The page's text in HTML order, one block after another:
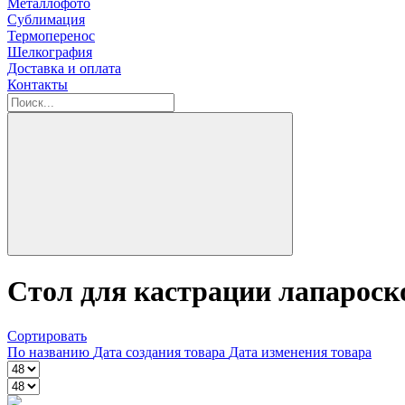
Металлофото
Сублимация
Термоперенос
Шелкография
Доставка и оплата
Контакты
Стол для кастрации
Сортировать
По названию Дата создания товара Дата изменения товара